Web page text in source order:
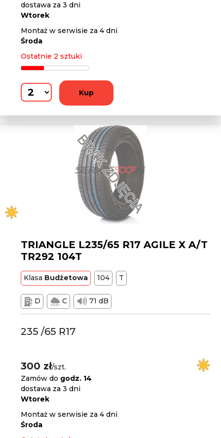
dostawa za 3 dni
Wtorek
Montaż w serwisie za 4 dni
Środa
Ostatnie 2 sztuki
Kup
TRIANGLE L235/65 R17 AGILE X A/T
TR292 104T
Klasa Budżetowa 104 T
D C 71 dB
235 /65 R17
300 zł/szt.
Zamów do godz. 14
dostawa za 3 dni
Wtorek
Montaż w serwisie za 4 dni
Środa